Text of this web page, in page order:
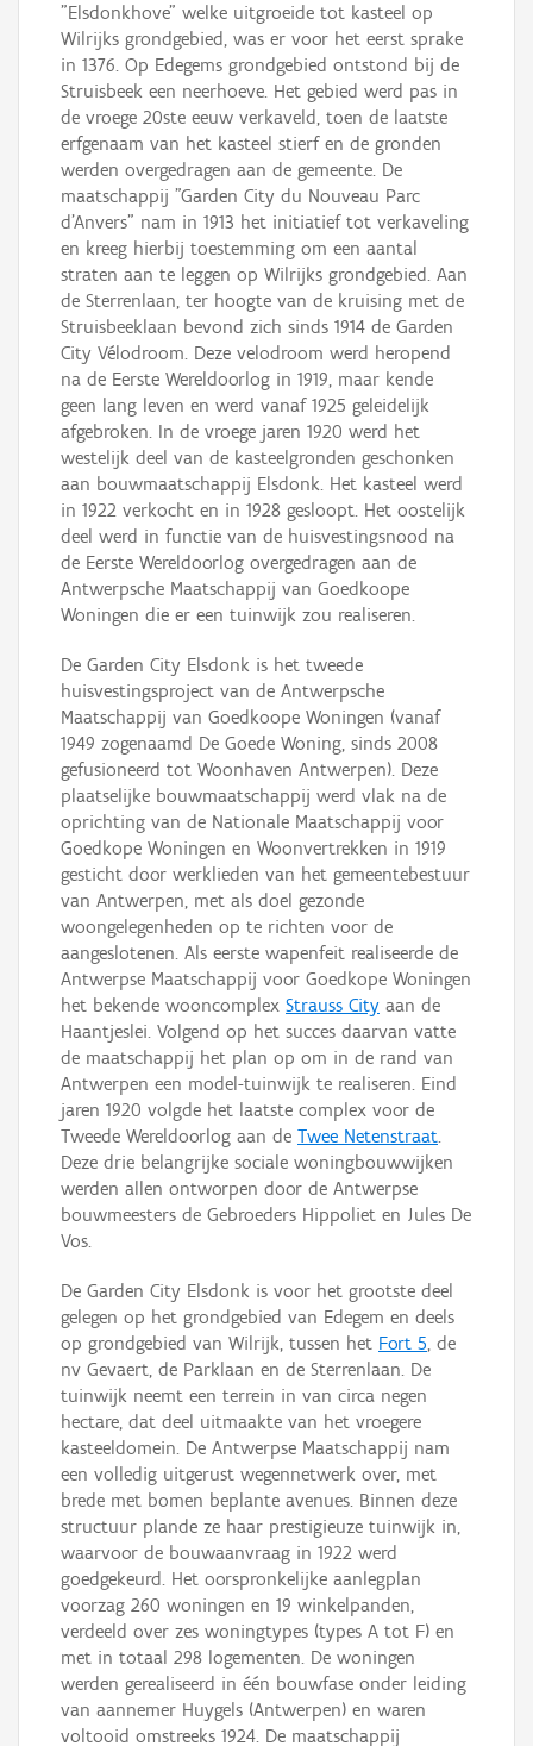
"Elsdonkhove" welke uitgroeide tot kasteel op
Wilrijks grondgebied, was er voor het eerst sprake
in 1376. Op Edegems grondgebied ontstond bij de
Struisbeek een neerhoeve. Het gebied werd pas in
de vroege 20ste eeuw verkaveld, toen de laatste
erfgenaam van het kasteel stierf en de gronden
werden overgedragen aan de gemeente. De
maatschappij "Garden City du Nouveau Parc
d'Anvers" nam in 1913 het initiatief tot verkaveling
en kreeg hierbij toestemming om een aantal
straten aan te leggen op Wilrijks grondgebied. Aan
de Sterrenlaan, ter hoogte van de kruising met de
Struisbeeklaan bevond zich sinds 1914 de Garden
City Vélodroom. Deze velodroom werd heropend
na de Eerste Wereldoorlog in 1919, maar kende
geen lang leven en werd vanaf 1925 geleidelijk
afgebroken. In de vroege jaren 1920 werd het
westelijk deel van de kasteelgronden geschonken
aan bouwmaatschappij Elsdonk. Het kasteel werd
in 1922 verkocht en in 1928 gesloopt. Het oostelijk
deel werd in functie van de huisvestingsnood na
de Eerste Wereldoorlog overgedragen aan de
Antwerpsche Maatschappij van Goedkoope
Woningen die er een tuinwijk zou realiseren.
De Garden City Elsdonk is het tweede
huisvestingsproject van de Antwerpsche
Maatschappij van Goedkoope Woningen (vanaf
1949 zogenaamd De Goede Woning, sinds 2008
gefusioneerd tot Woonhaven Antwerpen). Deze
plaatselijke bouwmaatschappij werd vlak na de
oprichting van de Nationale Maatschappij voor
Goedkope Woningen en Woonvertrekken in 1919
gesticht door werklieden van het gemeentebestuur
van Antwerpen, met als doel gezonde
woongelegenheden op te richten voor de
aangeslotenen. Als eerste wapenfeit realiseerde de
Antwerpse Maatschappij voor Goedkope Woningen
het bekende wooncomplex Strauss City aan de
Haantjeslei. Volgend op het succes daarvan vatte
de maatschappij het plan op om in de rand van
Antwerpen een model-tuinwijk te realiseren. Eind
jaren 1920 volgde het laatste complex voor de
Tweede Wereldoorlog aan de Twee Netenstraat.
Deze drie belangrijke sociale woningbouwwijken
werden allen ontworpen door de Antwerpse
bouwmeesters de Gebroeders Hippoliet en Jules De
Vos.
De Garden City Elsdonk is voor het grootste deel
gelegen op het grondgebied van Edegem en deels
op grondgebied van Wilrijk, tussen het Fort 5, de
nv Gevaert, de Parklaan en de Sterrenlaan. De
tuinwijk neemt een terrein in van circa negen
hectare, dat deel uitmaakte van het vroegere
kasteeldomein. De Antwerpse Maatschappij nam
een volledig uitgerust wegennetwerk over, met
brede met bomen beplante avenues. Binnen deze
structuur plande ze haar prestigieuze tuinwijk in,
waarvoor de bouwaanvraag in 1922 werd
goedgekeurd. Het oorspronkelijke aanlegplan
voorzag 260 woningen en 19 winkelpanden,
verdeeld over zes woningtypes (types A tot F) en
met in totaal 298 logementen. De woningen
werden gerealiseerd in één bouwfase onder leiding
van aannemer Huygels (Antwerpen) en waren
voltooid omstreeks 1924. De maatschappij